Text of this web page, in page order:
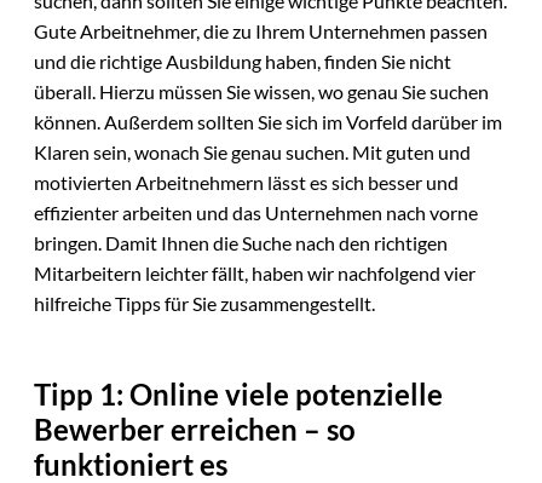
Gute Arbeitnehmer, die zu Ihrem Unternehmen passen
und die richtige Ausbildung haben, finden Sie nicht
überall. Hierzu müssen Sie wissen, wo genau Sie suchen
können. Außerdem sollten Sie sich im Vorfeld darüber im
Klaren sein, wonach Sie genau suchen. Mit guten und
motivierten Arbeitnehmern lässt es sich besser und
effizienter arbeiten und das Unternehmen nach vorne
bringen. Damit Ihnen die Suche nach den richtigen
Mitarbeitern leichter fällt, haben wir nachfolgend vier
hilfreiche Tipps für Sie zusammengestellt.
Tipp 1: Online viele potenzielle
Bewerber erreichen – so
funktioniert es